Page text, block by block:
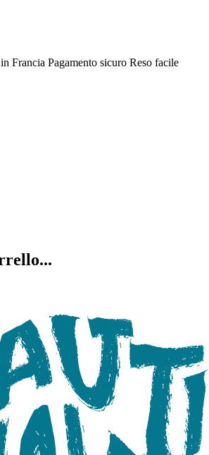
Francia Pagamento sicuro Reso facile